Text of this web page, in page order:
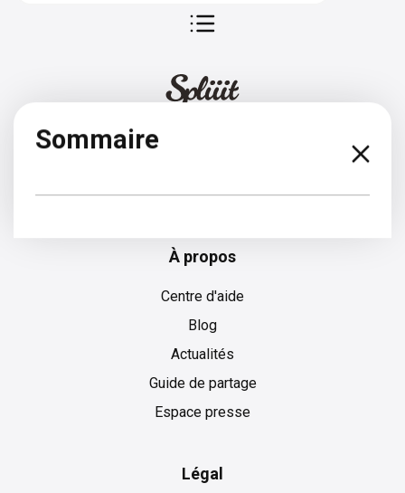
Sommaire
À propos
Centre d'aide
Blog
Actualités
Guide de partage
Espace presse
Légal